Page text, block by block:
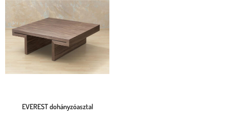
EVEREST dohányzóasztal